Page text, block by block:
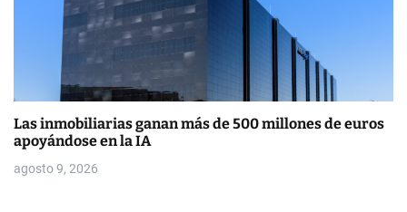
Las inmobiliarias ganan más de 500 millones de euros
apoyándose en la IA
agosto 9, 2026